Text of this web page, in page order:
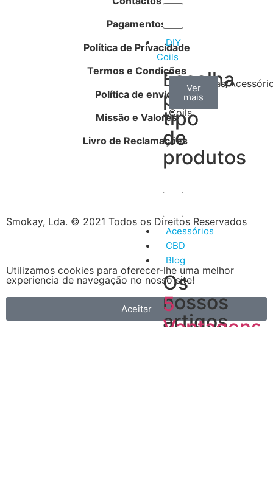
DIY
Coils
Escolha
por
tipo
de
produtos
Arame
Coils
Ver
mais
Algodão
Ver
mais
Ferramentas/
Ver
mais
Acessórios
CBD
Blog
Os
nossos
artigos
5
Vantagens
Pagamentos
Política de Privacidade
Termos e Condições
Política de envios
Missão e Valores
Livro de Reclamações
Smokay, Lda. © 2021 Todos os Direitos Reservados
Utilizamos cookies para oferecer-lhe uma melhor
experiencia de navegação no nosso site!
Aceitar